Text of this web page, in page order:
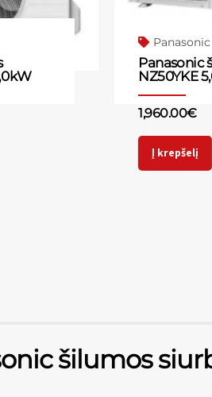
Panasonic
Panasonic
NZ50YKE
1,960.00€
Į krepšelį
šilumos